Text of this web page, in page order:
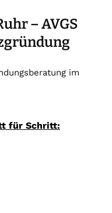
– AVGS
im
für Schritt: